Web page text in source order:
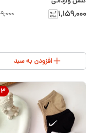
۱٬۱۵۹٬۰۰۰
افزودن به سبد